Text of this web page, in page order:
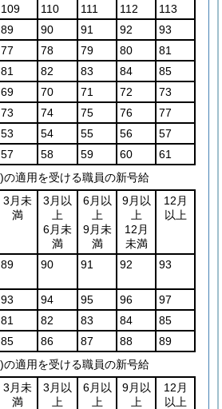
109 110 111 112
113
89 90 91 92
93
77 78 79 80
81
81 82 83 84
85
69 70 71 72
73
73 74 75 76
77
53 54 55 56
57
57 58 59 60
61
適用を受ける職員の新号給
3月未
満
3月以
上
6月未
満
6月以
上
9月未
満
9月以
上
12月
未満
12月
以上
89 90 91 92 93
93 94 95 96
97
81 82 83 84
85
85 86 87 88
89
適用を受ける職員の新号給
3月未
満
3月以
上
6月以
上
9月以
上
12月
以上